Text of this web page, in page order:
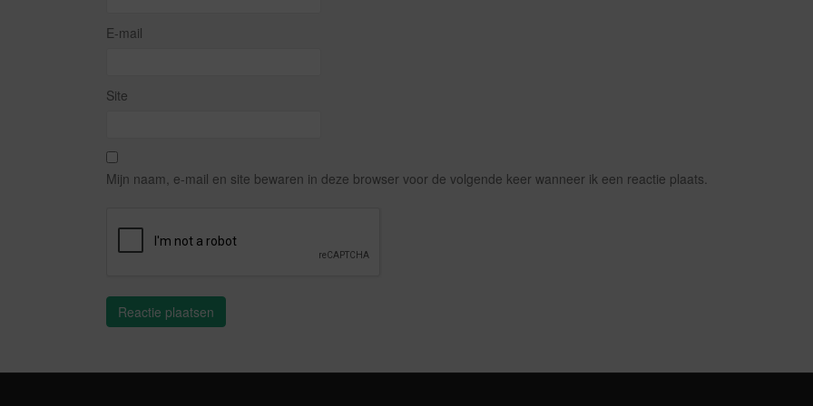
E-mail
Site
Mijn naam, e-mail en site bewaren in deze browser voor de volgende keer wanneer ik een reactie plaats.